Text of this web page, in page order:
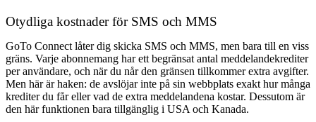
Otydliga kostnader för SMS och MMS
GoTo Connect låter dig skicka SMS och MMS, men bara till en viss
gräns. Varje abonnemang har ett begränsat antal meddelandekrediter
per användare, och när du når den gränsen tillkommer extra avgifter.
Men här är haken: de avslöjar inte på sin webbplats exakt hur många
krediter du får eller vad de extra meddelandena kostar. Dessutom är
den här funktionen bara tillgänglig i USA och Kanada.